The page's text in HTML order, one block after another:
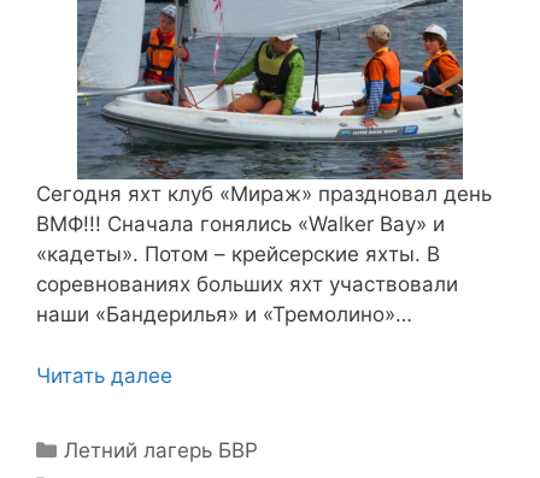
Сегодня яхт клуб «Мираж» праздновал день
ВМФ!!! Сначала гонялись «Walker Bay» и
«кадеты». Потом – крейсерские яхты. В
соревнованиях больших яхт участвовали
наши «Бандерилья» и «Тремолино»…
Читать далее
Рубрики
Летний лагерь БВР